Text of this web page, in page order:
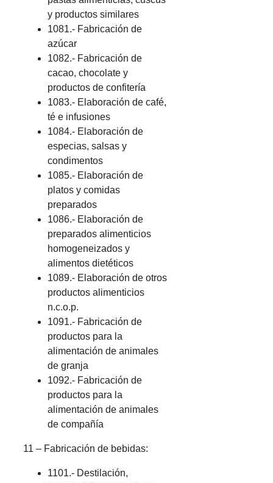
y productos similares
1081.- Fabricación de
azúcar
1082.- Fabricación de
cacao, chocolate y
productos de confitería
1083.- Elaboración de café,
té e infusiones
1084.- Elaboración de
especias, salsas y
condimentos
1085.- Elaboración de
platos y comidas
preparados
1086.- Elaboración de
preparados alimenticios
homogeneizados y
alimentos dietéticos
1089.- Elaboración de otros
productos alimenticios
n.c.o.p.
1091.- Fabricación de
productos para la
alimentación de animales
de granja
1092.- Fabricación de
productos para la
alimentación de animales
de compañía
11 – Fabricación de bebidas:
1101.- Destilación,